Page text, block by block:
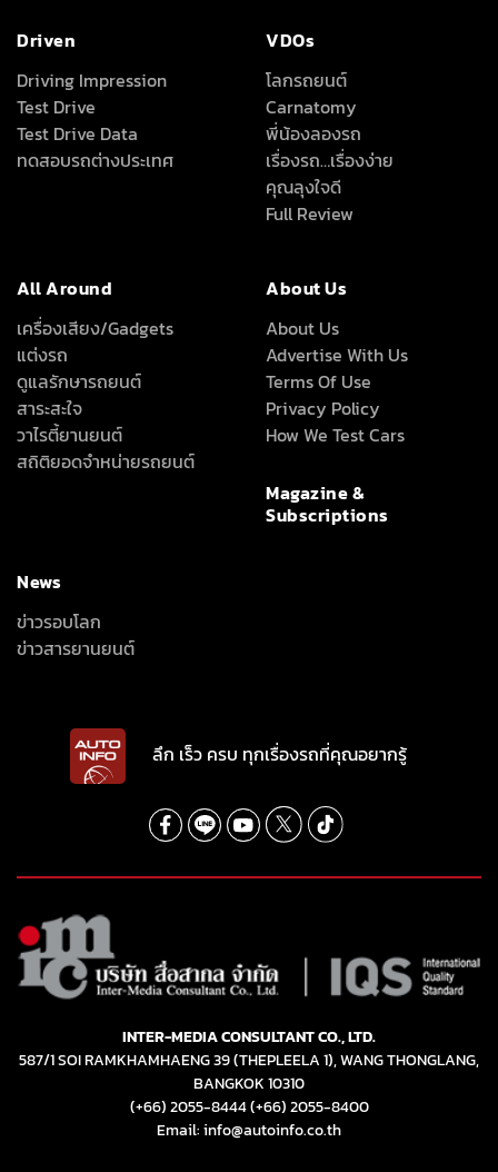
Driven
Driving Impression
Test Drive
Test Drive Data
ทดสอบรถต่างประเทศ
VDOs
โลกรถยนต์
Carnatomy
พี่น้องลองรถ
เรื่องรถ…เรื่องง่าย
คุณลุงใจดี
Full Review
All Around
เครื่องเสียง/Gadgets
แต่งรถ
ดูแลรักษารถยนต์
สาระสะใจ
วาไรตี้ยานยนต์
สถิติยอดจำหน่ายรถยนต์
About Us
About Us
Advertise With Us
Terms Of Use
Privacy Policy
How We Test Cars
Magazine &
Subscriptions
News
ข่าวรอบโลก
ข่าวสารยานยนต์
ลึก เร็ว ครบ ทุกเรื่องรถที่คุณอยากรู้
INTER-MEDIA CONSULTANT CO., LTD.
587/1 SOI RAMKHAMHAENG 39 (THEPLEELA 1), WANG THONGLANG,
BANGKOK 10310
(+66) 2055-8444(+66) 2055-8400
Email: info@autoinfo.co.th